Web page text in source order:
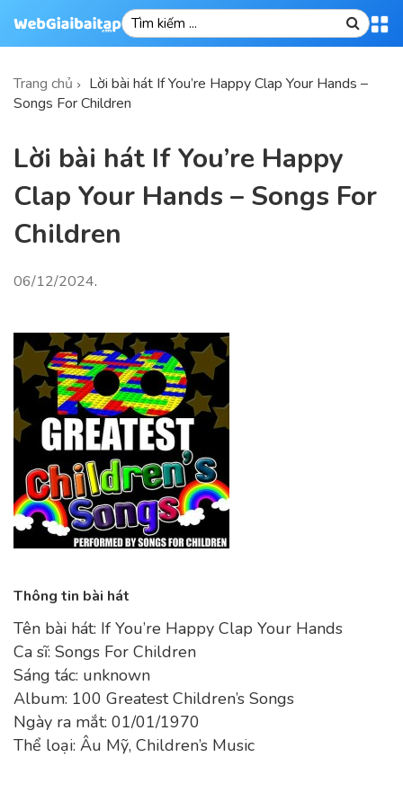
Trang chủ
Lời bài hát If You’re Happy Clap Your Hands –
Songs For Children
Lời bài hát If You’re Happy
Clap Your Hands – Songs For
Children
06/12/2024.
Thông tin bài hát
Tên bài hát: If You’re Happy Clap Your Hands
Ca sĩ: Songs For Children
Sáng tác: unknown
Album: 100 Greatest Children’s Songs
Ngày ra mắt: 01/01/1970
Thể loại: Âu Mỹ, Children’s Music